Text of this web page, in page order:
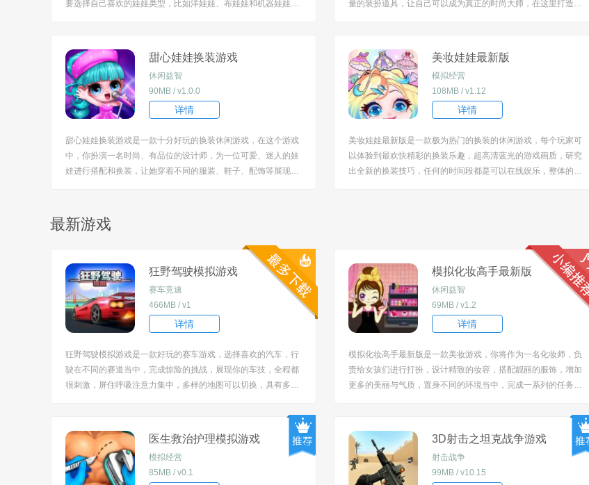
要选择自己喜欢的娃娃类型，比如洋娃娃、布娃娃和机器娃娃
e] 1、您可以使用贴...
量的装扮道具，让自己可以成为真正的时尚大师，在这里打造出
是基...
甜心娃娃换装游戏
休闲益智
90MB / v1.0.0
详情
甜心娃娃换装游戏是一款十分好玩的换装休闲游戏，在这个游戏
中，你扮演一名时尚、有品位的设计师，为一位可爱、迷人的娃
娃进行搭配和换装，让她穿着不同的服装、鞋子、配饰等展现时
不同的衣服和鞋子...
美妆娃娃最新版
模拟经营
108MB / v1.12
详情
美妆娃娃最新版是一款极为热门的换装的休闲游戏，每个玩家可
以体验到最欢快精彩的换装乐趣，超高清蓝光的游戏画质，研究
出全新的换装技巧，任何的时间段都是可以在线娱乐，整体的游
最新游戏
狂野驾驶模拟游戏
赛车竞速
466MB / v1
详情
狂野驾驶模拟游戏是一款好玩的赛车游戏，选择喜欢的汽车，行
驶在不同的赛道当中，完成惊险的挑战，展现你的车技，全程都
很刺激，屏住呼吸注意力集中，多样的地图可以切换，具有多样
为灵感，重现当...
模拟化妆高手最新版
休闲益智
69MB / v1.2
详情
模拟化妆高手最新版是一款美妆游戏，你将作为一名化妆师，负
责给女孩们进行打扮，设计精致的妆容，搭配靓丽的服饰，增加
更多的美丽与气质，置身不同的环境当中，完成一系列的任务，
础彩妆还是特色装...
医生救治护理模拟游戏
模拟经营
85MB / v0.1
3D射击之坦克战争游戏
射击战争
99MB / v10.15